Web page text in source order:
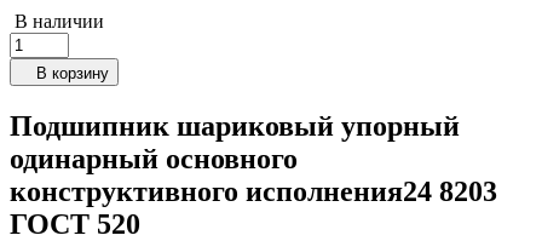
В наличии
В корзину
Подшипник шариковый упорный
одинарный основного
конструктивного исполнения24 8203
ГОСТ 520